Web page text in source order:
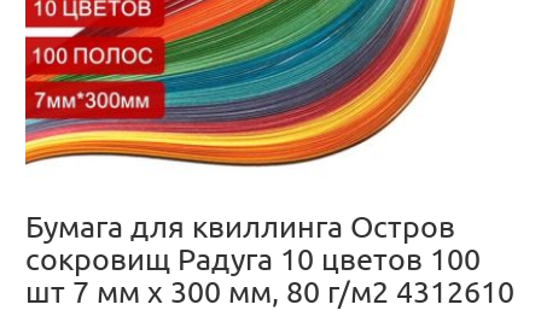
Бумага для квиллинга Остров
сокровищ Радуга 10 цветов 100
шт 7 мм х 300 мм, 80 г/м2 4312610